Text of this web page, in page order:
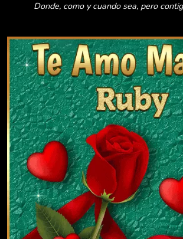
Donde, como y cuando sea, pero